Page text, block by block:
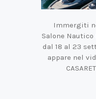
Immergiti
Salone Nautico
dal 18 al 23
appare nel